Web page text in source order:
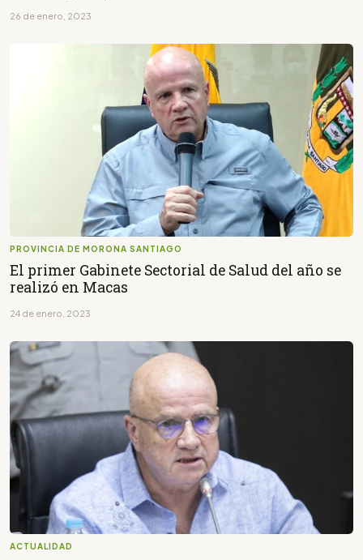
26 de enero, 2023
PROVINCIA DE MORONA SANTIAGO
El primer Gabinete Sectorial de Salud del año se
realizó en Macas
24 de enero, 2023
ACTUALIDAD